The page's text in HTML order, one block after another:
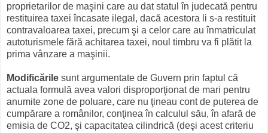
proprietarilor de maşini care au dat statul în judecată pentru
restituirea taxei încasate ilegal, dacă acestora li s-a restituit
contravaloarea taxei, precum şi a celor care au înmatriculat
autoturismele fără achitarea taxei, noul timbru va fi plătit la
prima vânzare a maşinii.
Modificările sunt argumentate de Guvern prin faptul că
actuala formulă avea valori disproporţionat de mari pentru
anumite zone de poluare, care nu ţineau cont de puterea de
cumpărare a românilor, conţinea în calculul său, în afară de
emisia de CO2, şi capacitatea cilindrică (deşi acest criteriu